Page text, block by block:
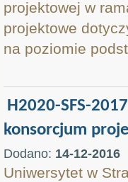
projektowej w
projektowe
na poziomie
H2020-SFS-
konsorcjum
Dodano: 14-12-2016
Uniwersytet w